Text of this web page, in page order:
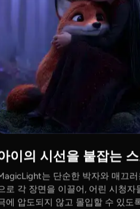
이의 시선을 붙잡는
는 단순한 박자와 매끄
로 각 장면을 이끌어, 어린 시청자
에 압도되지 않고 몰입할 수 있도